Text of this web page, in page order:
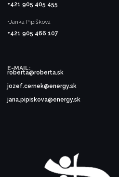
+421 905 405 455
•Janka Pipíšková
+421 905 466 107
E-MAIL:
roberta@roberta.sk
jozef.cernek@energy.sk
jana.pipiskova@energy.sk